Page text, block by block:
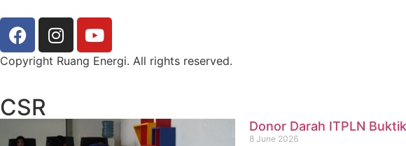
Copyright Ruang Energi. All rights reserved.
CSR
Donor Darah ITPLN
8 June 2026